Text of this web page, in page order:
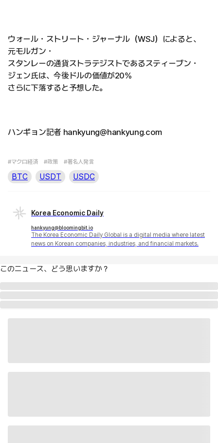
ウォール・ストリート・ジャーナル（WSJ）によると、
元モルガン・
スタンレーの通貨ストラテジストであるスティーブン・
ジェン氏は、今後ドルの価値が20%
さらに下落すると予想した。
ハンギョン記者 hankyung@hankyung.com
#マクロ経済 #政策 #著名人発言
BTC USDT USDC
Korea Economic Daily
hankyung@bloomingbit.io
The Korea Economic Daily Global is a digital media where latest
news on Korean companies, industries, and financial markets.
このニュース、どう思いますか？